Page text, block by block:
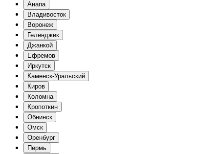
Анапа
Владивосток
Воронеж
Геленджик
Джанкой
Ефремов
Иркутск
Каменск-Уральский
Киров
Коломна
Кропоткин
Обнинск
Омск
Оренбург
Пермь